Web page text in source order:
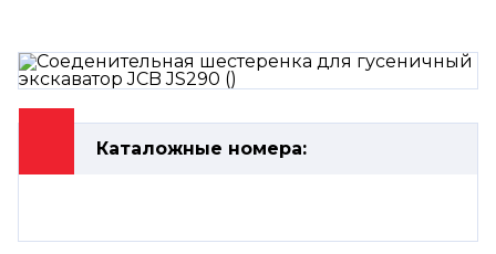
Каталожные номера: